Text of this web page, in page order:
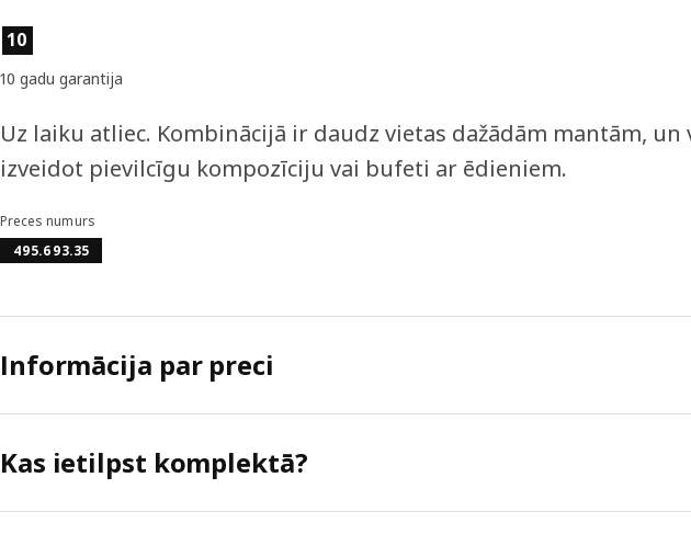
Preces īpašības
10
10 gadu garantija
Uz laiku atliec. Kombinācijā ir daudz vietas dažādām mantām, un
izveidot pievilcīgu kompozīciju vai bufeti ar ēdieniem.
Preces numurs
495.693.35
Informācija par preci
Kas ietilpst komplektā?